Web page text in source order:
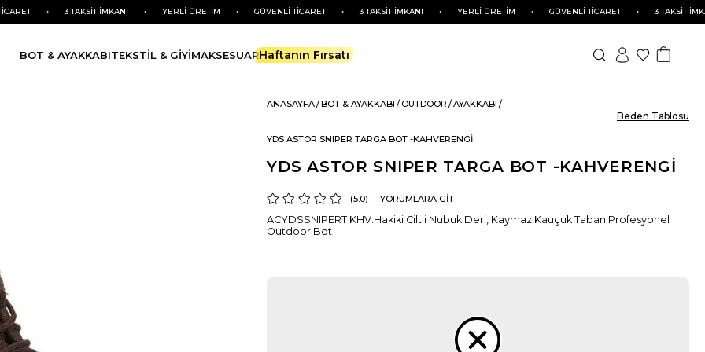
• 3 TAKSİT İMKANI • YERLİ ÜRETİM • GÜVENLİ TİCARET • 3 TAKSİT İMKANI • YERLİ ÜRETİM • GÜVENLİ TİCARET • 3 TAKSİT İMKANI •
BOT & AYAKKABITEKSTİL & GİYİMAKSESUARHaftanın Fırsatı
ANASAYFA BOT & AYAKKABI OUTDOOR AYAKKABI
YDS ASTOR SNIPER TARGA BOT -KAHVERENGİ
YDS ASTOR SNIPER TARGA BOT -KAHVERENGİ
5.0 YORUMLARA GİT
ACYDSSNIPERT KHV:Hakiki Ciltli Nubuk Deri, Kaymaz Kauçuk Taban Profesyonel
Outdoor Bot
Beden Tablosu